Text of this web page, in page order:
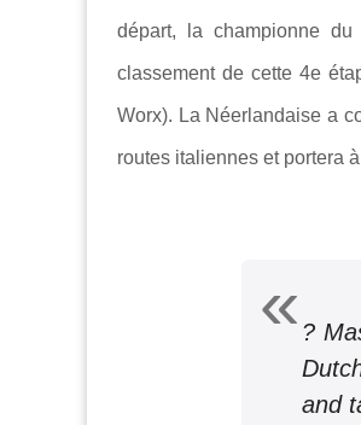
départ, la championne du
classement de cette 4e
Worx). La Néerlandaise a
routes italiennes et portera
?
and